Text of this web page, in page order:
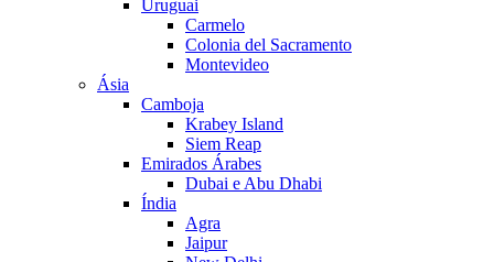
Uruguai
Carmelo
Colonia del Sacramento
Montevideo
Ásia
Camboja
Krabey Island
Siem Reap
Emirados Árabes
Dubai e Abu Dhabi
Índia
Agra
Jaipur